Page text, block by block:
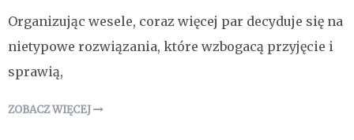
Organizując wesele, coraz więcej par decyduje się na
nietypowe rozwiązania, które wzbogacą przyjęcie i
sprawią,
ZOBACZ WIĘCEJ